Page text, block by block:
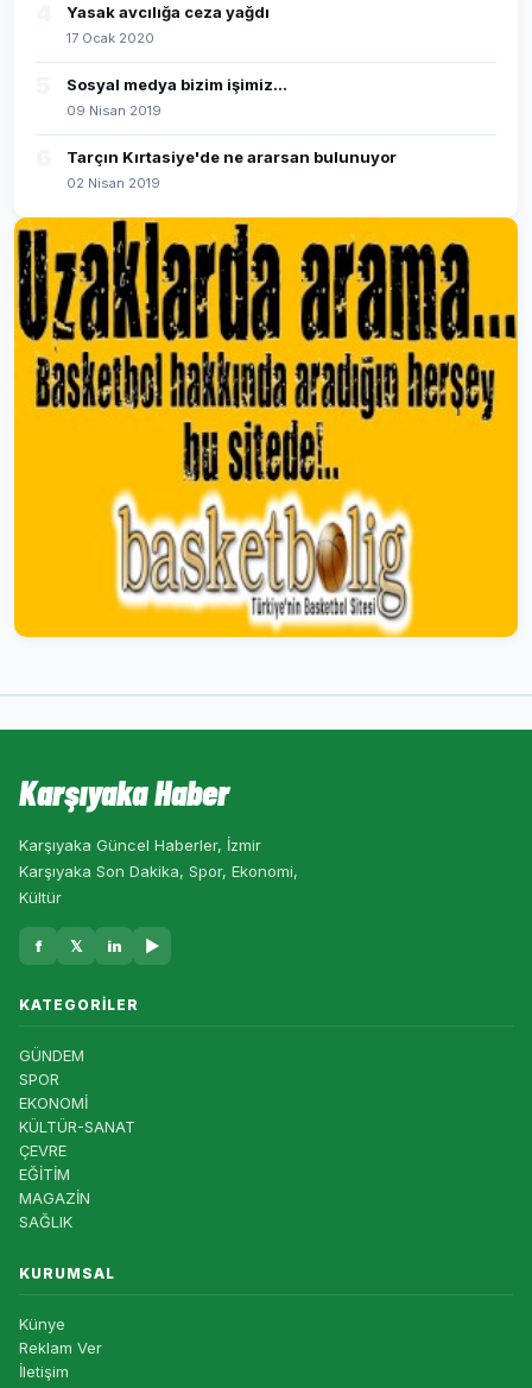
Yasak avcılığa ceza yağdı
17 Ocak 2020
Sosyal medya bizim işimiz...
09 Nisan 2019
Tarçın Kırtasiye'de ne ararsan bulunuyor
02 Nisan 2019
Karşıyaka Haber
Karşıyaka Güncel Haberler, İzmir
Karşıyaka Son Dakika, Spor, Ekonomi,
Kültür
f 𝕏 in ▶
KATEGORILER
GÜNDEM
SPOR
EKONOMİ
KÜLTÜR-SANAT
ÇEVRE
EĞİTİM
MAGAZİN
SAĞLIK
KURUMSAL
Künye
Reklam Ver
İletişim